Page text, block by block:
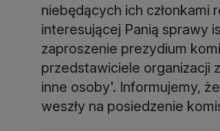
niebędących ich członkami
interesującej Panią sprawy
zaproszenie prezydium
przedstawiciele organizacji
inne osoby'. Informujemy,
weszły na posiedzenie